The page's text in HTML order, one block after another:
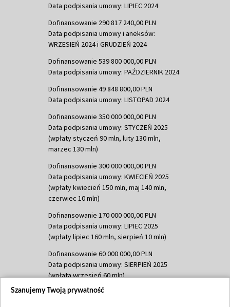
Data podpisania umowy: LIPIEC 2024
Dofinansowanie 290 817 240,00 PLN
Data podpisania umowy i aneksów:
WRZESIEŃ 2024 i GRUDZIEŃ 2024
Dofinansowanie 539 800 000,00 PLN
Data podpisania umowy: PAŹDZIERNIK 2024
Dofinansowanie 49 848 800,00 PLN
Data podpisania umowy: LISTOPAD 2024
Dofinansowanie 350 000 000,00 PLN
Data podpisania umowy: STYCZEŃ 2025
(wpłaty styczeń 90 mln, luty 130 mln,
marzec 130 mln)
Dofinansowanie 300 000 000,00 PLN
Data podpisania umowy: KWIECIEŃ 2025
(wpłaty kwiecień 150 mln, maj 140 mln,
czerwiec 10 mln)
Dofinansowanie 170 000 000,00 PLN
Data podpisania umowy: LIPIEC 2025
(wpłaty lipiec 160 mln, sierpień 10 mln)
Dofinansowanie 60 000 000,00 PLN
Data podpisania umowy: SIERPIEŃ 2025
(wpłata wrzesień 60 mln)
Dofinansowanie 635 783 051,21 PLN
Szanujemy Twoją prywatność